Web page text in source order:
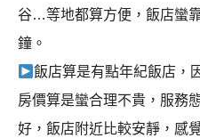
谷…等地都算方便，飯店蠻
鐘。
飯店算是有點年紀飯店，
房價算是蠻合理不貴，服務
好，飯店附近比較安靜，感